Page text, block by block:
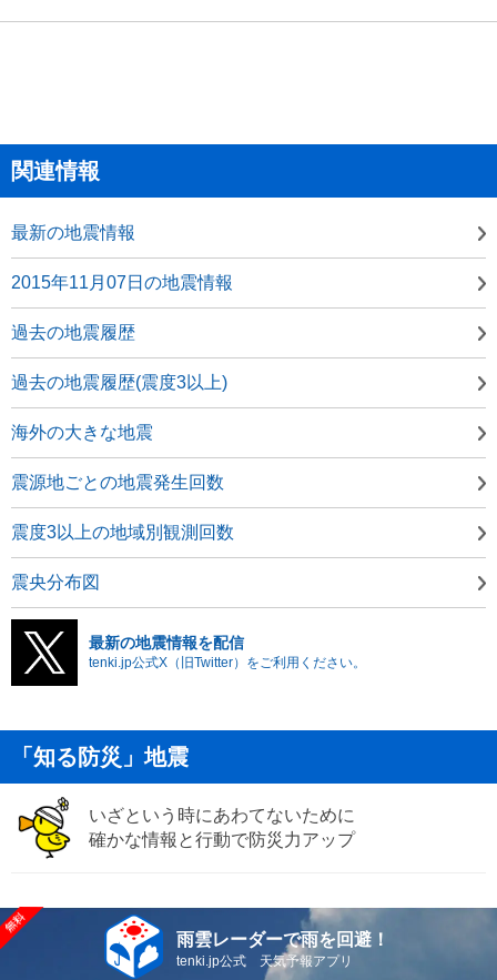
関連情報
最新の地震情報
2015年11月07日の地震情報
過去の地震履歴
過去の地震履歴(震度3以上)
海外の大きな地震
震源地ごとの地震発生回数
震度3以上の地域別観測回数
震央分布図
最新の地震情報を配信
tenki.jp公式X（旧Twitter）をご利用ください。
「知る防災」地震
いざという時にあわてないために
確かな情報と行動で防災力アップ
雨雲レーダーで雨を回避！
tenki.jp公式 天気予報アプリ